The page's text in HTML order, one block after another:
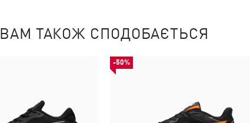
ВАМ ТАКОЖ СПОДОБАЄТЬСЯ
-50%